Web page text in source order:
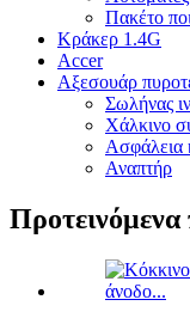
Πακέτο
Κράκερ 1.4G
Accer
Αξεσουάρ
Σωλήνας
Χάλκινο
Ασφάλεια
Αναπτήρ
Προτεινόμενα